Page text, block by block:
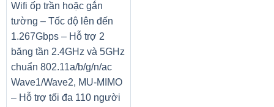
Wifi ốp trần hoặc gắn
tường – Tốc độ lên đến
1.267Gbps – Hỗ trợ 2
băng tần 2.4GHz và 5GHz
chuẩn 802.11a/b/g/n/ac
Wave1/Wave2, MU-MIMO
– Hỗ trợ tối đa 110 người